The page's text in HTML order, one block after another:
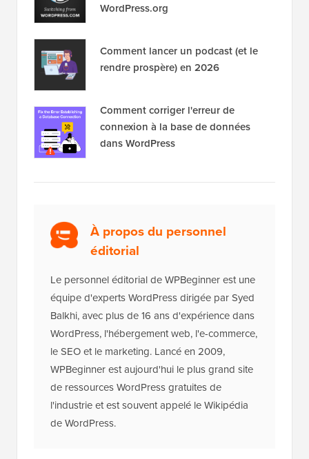
WordPress.org
Comment lancer un podcast (et le
rendre prospère) en 2026
Comment corriger l'erreur de
connexion à la base de données
dans WordPress
À propos du personnel
éditorial
Le personnel éditorial de WPBeginner est une
équipe d'experts WordPress dirigée par Syed
Balkhi, avec plus de 16 ans d'expérience dans
WordPress, l'hébergement web, l'e-commerce,
le SEO et le marketing. Lancé en 2009,
WPBeginner est aujourd'hui le plus grand site
de ressources WordPress gratuites de
l'industrie et est souvent appelé le Wikipédia
de WordPress.